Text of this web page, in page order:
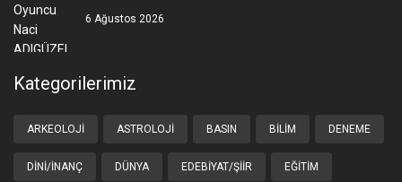
6 Ağustos 2026
Kategorilerimiz
ARKEOLOJI ASTROLOJI BASIN BILIM DENEME
DINI/İNANÇ DÜNYA EDEBIYAT/ŞIIR EĞITIM